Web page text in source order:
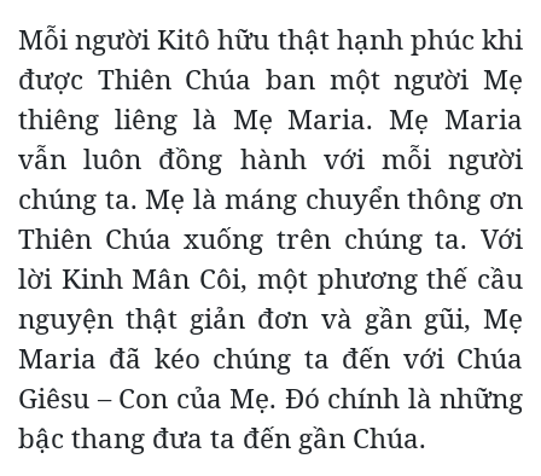
Mỗi người Kitô hữu thật hạnh phúc khi
được Thiên Chúa ban một người Mẹ
thiêng liêng là Mẹ Maria. Mẹ Maria
vẫn luôn đồng hành với mỗi người
chúng ta. Mẹ là máng chuyển thông ơn
Thiên Chúa xuống trên chúng ta. Với
lời Kinh Mân Côi, một phương thế cầu
nguyện thật giản đơn và gần gũi, Mẹ
Maria đã kéo chúng ta đến với Chúa
Giêsu – Con của Mẹ. Đó chính là những
bậc thang đưa ta đến gần Chúa.